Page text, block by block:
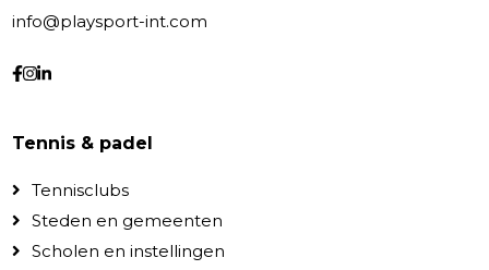
info@playsport-int.com
Tennis & padel
Tennisclubs
Steden en gemeenten
Scholen en instellingen